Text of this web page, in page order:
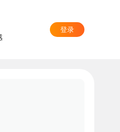
登录